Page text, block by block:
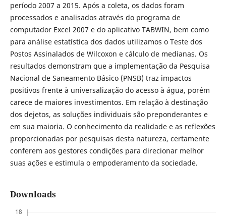
período 2007 a 2015. Após a coleta, os dados foram
processados e analisados através do programa de
computador Excel 2007 e do aplicativo TABWIN, bem como
para análise estatística dos dados utilizamos o Teste dos
Postos Assinalados de Wilcoxon e cálculo de medianas. Os
resultados demonstram que a implementação da Pesquisa
Nacional de Saneamento Básico (PNSB) traz impactos
positivos frente à universalização do acesso à água, porém
carece de maiores investimentos. Em relação à destinação
dos dejetos, as soluções individuais são preponderantes e
em sua maioria. O conhecimento da realidade e as reflexões
proporcionadas por pesquisas desta natureza, certamente
conferem aos gestores condições para direcionar melhor
suas ações e estimula o empoderamento da sociedade.
Downloads